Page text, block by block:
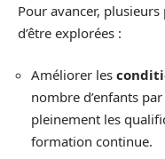
Pour avancer,
d’être explorées :
Améliorer les
nombre d’enfants
pleinement les
formation continue.